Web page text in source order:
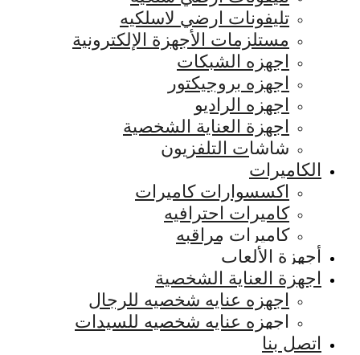
تليفونات ارضي لاسلكيه
مستلزمات الأجهزة الإلكترونية
اجهزه الشبكات
اجهزه بروجيكتور
اجهزه الراديو
اجهزة العناية الشخصية
شاشات التلفزيون
الكاميرات
اكسسوارات كاميرات
كاميرات احترافيه
كاميرات مراقبه
أجهزة الألعاب
اجهزة العناية الشخصية
اجهزه عنايه شخصيه للرجال
اجهزه عنايه شخصيه للسيدات
اتصل بنا